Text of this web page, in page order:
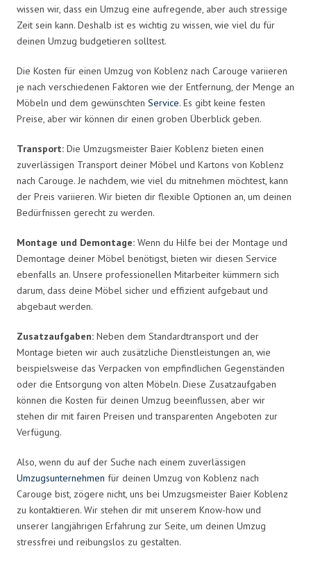
wissen wir, dass ein Umzug eine aufregende, aber auch stressige
Zeit sein kann. Deshalb ist es wichtig zu wissen, wie viel du für
deinen Umzug budgetieren solltest.
Die Kosten für einen Umzug von Koblenz nach Carouge variieren
je nach verschiedenen Faktoren wie der Entfernung, der Menge an
Möbeln und dem gewünschten Service. Es gibt keine festen
Preise, aber wir können dir einen groben Überblick geben.
Transport: Die Umzugsmeister Baier Koblenz bieten einen
zuverlässigen Transport deiner Möbel und Kartons von Koblenz
nach Carouge. Je nachdem, wie viel du mitnehmen möchtest, kann
der Preis variieren. Wir bieten dir flexible Optionen an, um deinen
Bedürfnissen gerecht zu werden.
Montage und Demontage: Wenn du Hilfe bei der Montage und
Demontage deiner Möbel benötigst, bieten wir diesen Service
ebenfalls an. Unsere professionellen Mitarbeiter kümmern sich
darum, dass deine Möbel sicher und effizient aufgebaut und
abgebaut werden.
Zusatzaufgaben: Neben dem Standardtransport und der
Montage bieten wir auch zusätzliche Dienstleistungen an, wie
beispielsweise das Verpacken von empfindlichen Gegenständen
oder die Entsorgung von alten Möbeln. Diese Zusatzaufgaben
können die Kosten für deinen Umzug beeinflussen, aber wir
stehen dir mit fairen Preisen und transparenten Angeboten zur
Verfügung.
Also, wenn du auf der Suche nach einem zuverlässigen
Umzugsunternehmen für deinen Umzug von Koblenz nach
Carouge bist, zögere nicht, uns bei Umzugsmeister Baier Koblenz
zu kontaktieren. Wir stehen dir mit unserem Know-how und
unserer langjährigen Erfahrung zur Seite, um deinen Umzug
stressfrei und reibungslos zu gestalten.